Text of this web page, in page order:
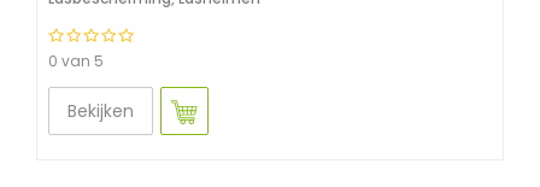
0 van 5
Bekijken